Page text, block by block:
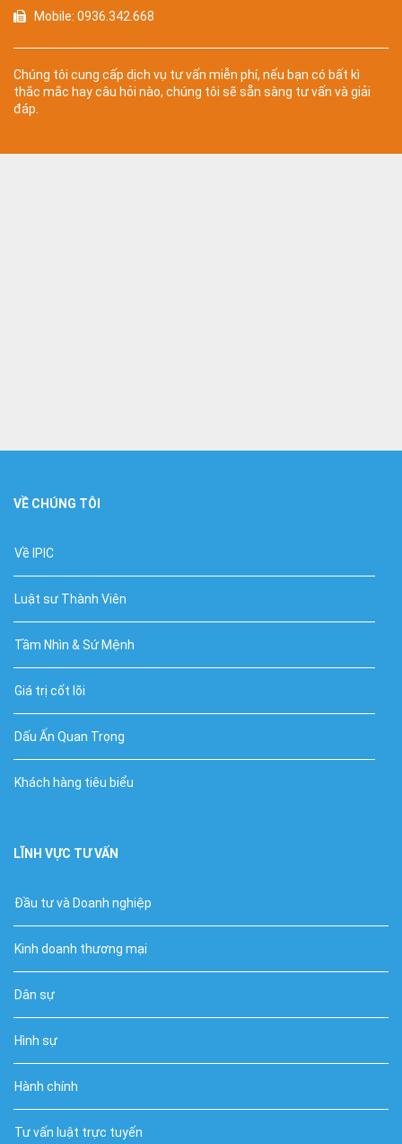
Mobile: 0936.342.668
Chúng tôi cung cấp dịch vụ tư vấn miễn phí, nếu bạn có bất kì
thắc mắc hay câu hỏi nào, chúng tôi sẽ sẵn sàng tư vấn và giải
đáp.
VỀ CHÚNG TÔI
Về IPIC
Luật sư Thành Viên
Tầm Nhìn & Sứ Mệnh
Giá trị cốt lõi
Dấu Ấn Quan Trọng
Khách hàng tiêu biểu
LĨNH VỰC TƯ VẤN
Đầu tư và Doanh nghiệp
Kinh doanh thương mại
Dân sự
Hình sự
Hành chính
Tư vấn luật trực tuyến